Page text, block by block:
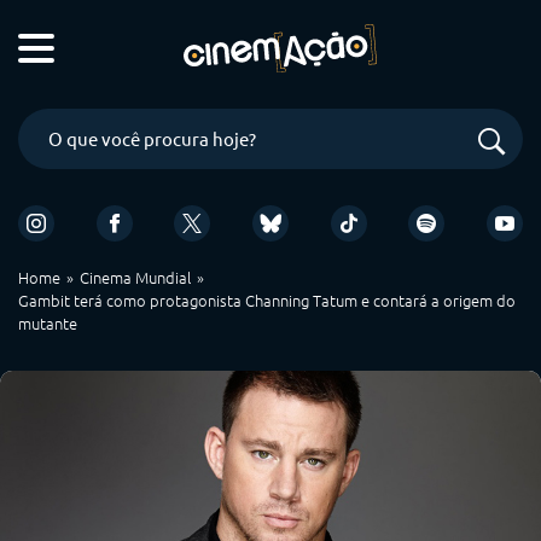
Home
Cinema Mundial
Gambit terá como protagonista Channing Tatum e contará a origem do
mutante